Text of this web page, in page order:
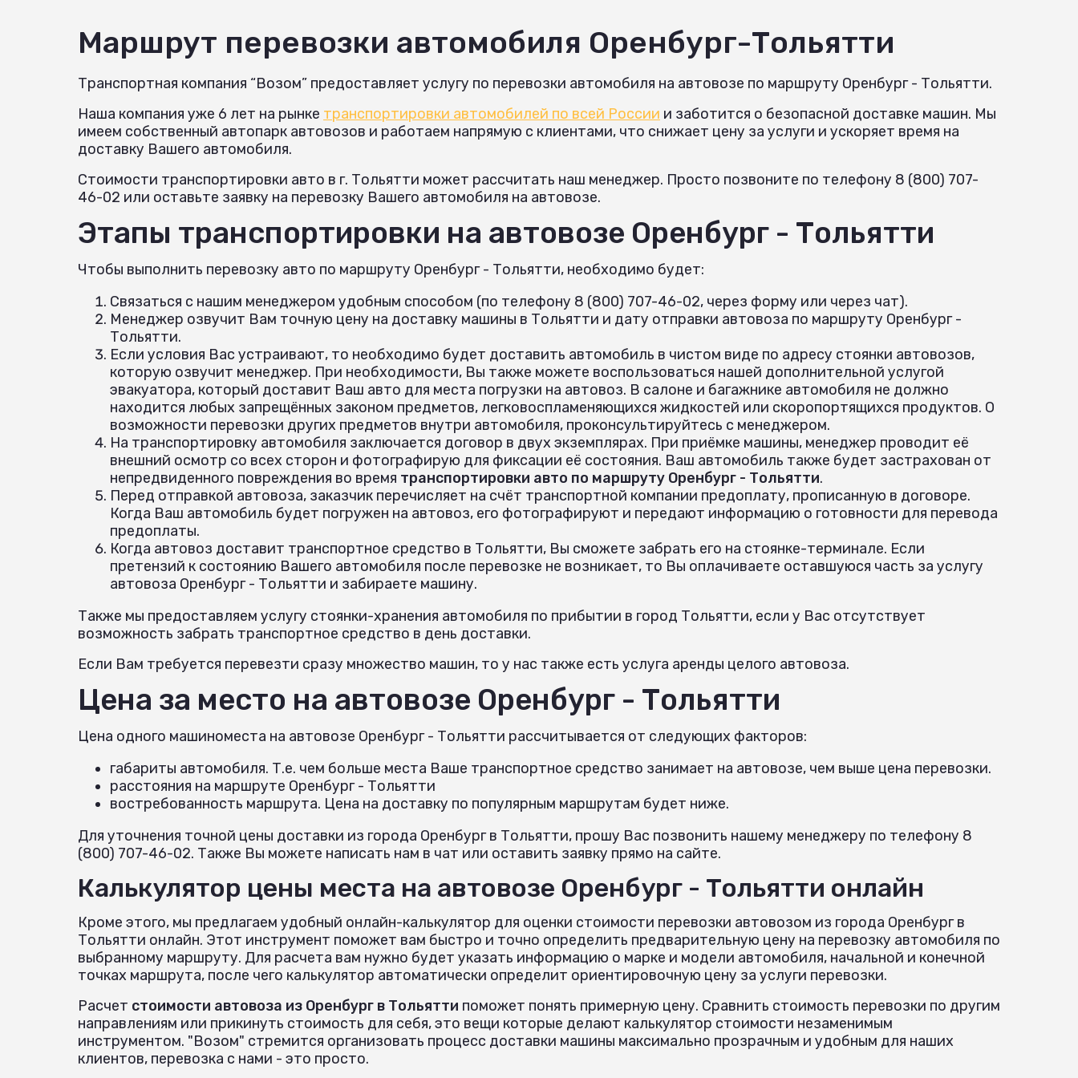
Маршрут перевозки автомобиля Оренбург-Тольятти
Транспортная компания “Возом” предоставляет услугу по перевозки автомобиля на автовозе по маршруту Оренбург - Тольятти.
Наша компания уже 6 лет на рынке транспортировки автомобилей по всей России и заботится о безопасной доставке машин. Мы
имеем собственный автопарк автовозов и работаем напрямую с клиентами, что снижает цену за услуги и ускоряет время на
доставку Вашего автомобиля.
Стоимости транспортировки авто в г. Тольятти может рассчитать наш менеджер. Просто позвоните по телефону 8 (800) 707-
46-02 или оставьте заявку на перевозку Вашего автомобиля на автовозе.
Этапы транспортировки на автовозе Оренбург - Тольятти
Чтобы выполнить перевозку авто по маршруту Оренбург - Тольятти, необходимо будет:
Связаться с нашим менеджером удобным способом (по телефону 8 (800) 707-46-02, через форму или через чат).
Менеджер озвучит Вам точную цену на доставку машины в Тольятти и дату отправки автовоза по маршруту Оренбург -
Тольятти.
Если условия Вас устраивают, то необходимо будет доставить автомобиль в чистом виде по адресу стоянки автовозов,
которую озвучит менеджер. При необходимости, Вы также можете воспользоваться нашей дополнительной услугой
эвакуатора, который доставит Ваш авто для места погрузки на автовоз. В салоне и багажнике автомобиля не должно
находится любых запрещённых законом предметов, легковоспламеняющихся жидкостей или скоропортящихся продуктов. О
возможности перевозки других предметов внутри автомобиля, проконсультируйтесь с менеджером.
На транспортировку автомобиля заключается договор в двух экземплярах. При приёмке машины, менеджер проводит её
внешний осмотр со всех сторон и фотографирую для фиксации её состояния. Ваш автомобиль также будет застрахован от
непредвиденного повреждения во время транспортировки авто по маршруту Оренбург - Тольятти.
Перед отправкой автовоза, заказчик перечисляет на счёт транспортной компании предоплату, прописанную в договоре.
Когда Ваш автомобиль будет погружен на автовоз, его фотографируют и передают информацию о готовности для перевода
предоплаты.
Когда автовоз доставит транспортное средство в Тольятти, Вы сможете забрать его на стоянке-терминале. Если
претензий к состоянию Вашего автомобиля после перевозке не возникает, то Вы оплачиваете оставшуюся часть за услугу
автовоза Оренбург - Тольятти и забираете машину.
Также мы предоставляем услугу стоянки-хранения автомобиля по прибытии в город Тольятти, если у Вас отсутствует
возможность забрать транспортное средство в день доставки.
Если Вам требуется перевезти сразу множество машин, то у нас также есть услуга аренды целого автовоза.
Цена за место на автовозе Оренбург - Тольятти
Цена одного машиноместа на автовозе Оренбург - Тольятти рассчитывается от следующих факторов:
габариты автомобиля. Т.е. чем больше места Ваше транспортное средство занимает на автовозе, чем выше цена перевозки.
расстояния на маршруте Оренбург - Тольятти
востребованность маршрута. Цена на доставку по популярным маршрутам будет ниже.
Для уточнения точной цены доставки из города Оренбург в Тольятти, прошу Вас позвонить нашему менеджеру по телефону 8
(800) 707-46-02. Также Вы можете написать нам в чат или оставить заявку прямо на сайте.
Калькулятор цены места на автовозе Оренбург - Тольятти онлайн
Кроме этого, мы предлагаем удобный онлайн-калькулятор для оценки стоимости перевозки автовозом из города Оренбург в
Тольятти онлайн. Этот инструмент поможет вам быстро и точно определить предварительную цену на перевозку автомобиля по
выбранному маршруту. Для расчета вам нужно будет указать информацию о марке и модели автомобиля, начальной и конечной
точках маршрута, после чего калькулятор автоматически определит ориентировочную цену за услуги перевозки.
Расчет стоимости автовоза из Оренбург в Тольятти поможет понять примерную цену. Сравнить стоимость перевозки по другим
направлениям или прикинуть стоимость для себя, это вещи которые делают калькулятор стоимости незаменимым
инструментом. "Возом" стремится организовать процесс доставки машины максимально прозрачным и удобным для наших
клиентов, перевозка с нами - это просто.